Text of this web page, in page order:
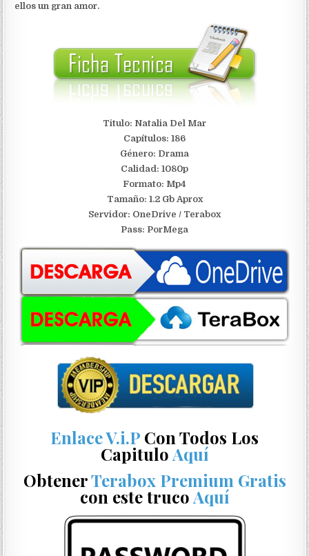
ellos un gran amor.
Titulo: Natalia Del Mar
Capítulos: 186
Género: Drama
Calidad: 1080p
Formato: Mp4
Tamaño: 1.2 Gb Aprox
Servidor: OneDrive / Terabox
Pass: PorMega
Enlace V.i.P Con Todos Los
Capitulo Aquí
ObtenerTerabox Premium Gratis
con este truco Aquí